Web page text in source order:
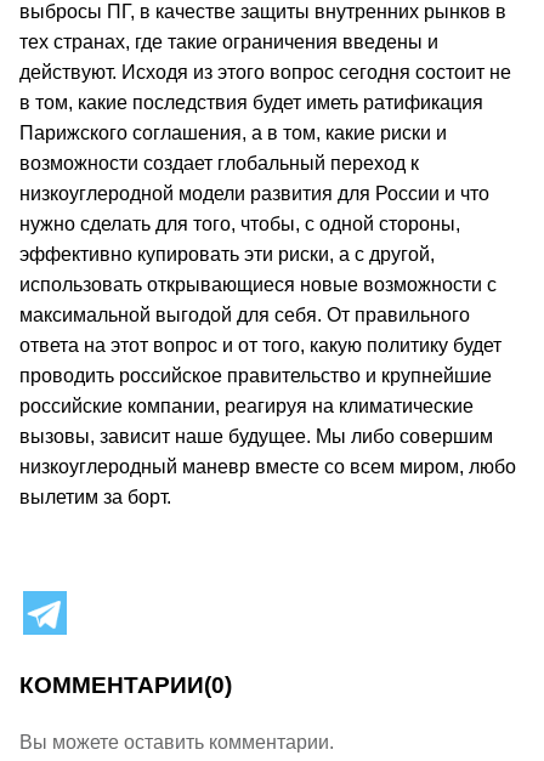
выбросы ПГ, в качестве защиты внутренних рынков в
тех странах, где такие ограничения введены и
действуют. Исходя из этого вопрос сегодня состоит не
в том, какие последствия будет иметь ратификация
Парижского соглашения, а в том, какие риски и
возможности создает глобальный переход к
низкоуглеродной модели развития для России и что
нужно сделать для того, чтобы, с одной стороны,
эффективно купировать эти риски, а с другой,
использовать открывающиеся новые возможности с
максимальной выгодой для себя. От правильного
ответа на этот вопрос и от того, какую политику будет
проводить российское правительство и крупнейшие
российские компании, реагируя на климатические
вызовы, зависит наше будущее. Мы либо совершим
низкоуглеродный маневр вместе со всем миром, любо
вылетим за борт.
КОММЕНТАРИИ(0)
Вы можете оставить комментарии.